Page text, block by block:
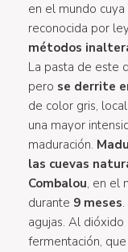
en el mundo
reconocida por
métodos
La pasta de este
pero se derrite
de color gris,
una mayor
maduración.
las cuevas
Combalou, en el
durante 9 meses
agujas. Al
fermentación,